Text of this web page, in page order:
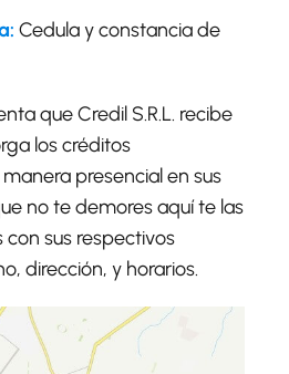
: Cedula y constancia de
que Credil S.R.L. recibe
los créditos
presencial en sus
no te demores aquí te las
sus respectivos
dirección, y horarios.